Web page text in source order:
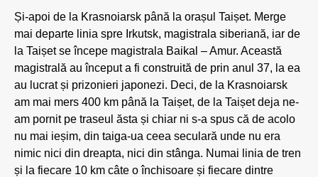
Și-apoi de la Krasnoiarsk până la orașul Taișet. Merge
mai departe linia spre Irkutsk, magistrala siberiană, iar de
la Taișet se începe magistrala Baikal – Amur. Această
magistrală au început a fi construită de prin anul 37, la ea
au lucrat și prizonieri japonezi. Deci, de la Krasnoiarsk
am mai mers 400 km până la Taișet, de la Taișet deja ne-
am pornit pe traseul ăsta și chiar ni s-a spus că de acolo
nu mai ieșim, din taiga-ua ceea seculară unde nu era
nimic nici din dreapta, nici din stânga. Numai linia de tren
și la fiecare 10 km câte o închisoare și fiecare dintre